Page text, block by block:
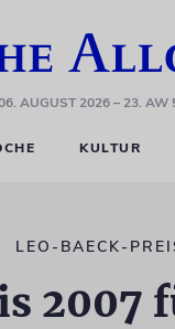
AUGUST 2026– 23. AW
KULTUR
LEO-BAECK-
2007